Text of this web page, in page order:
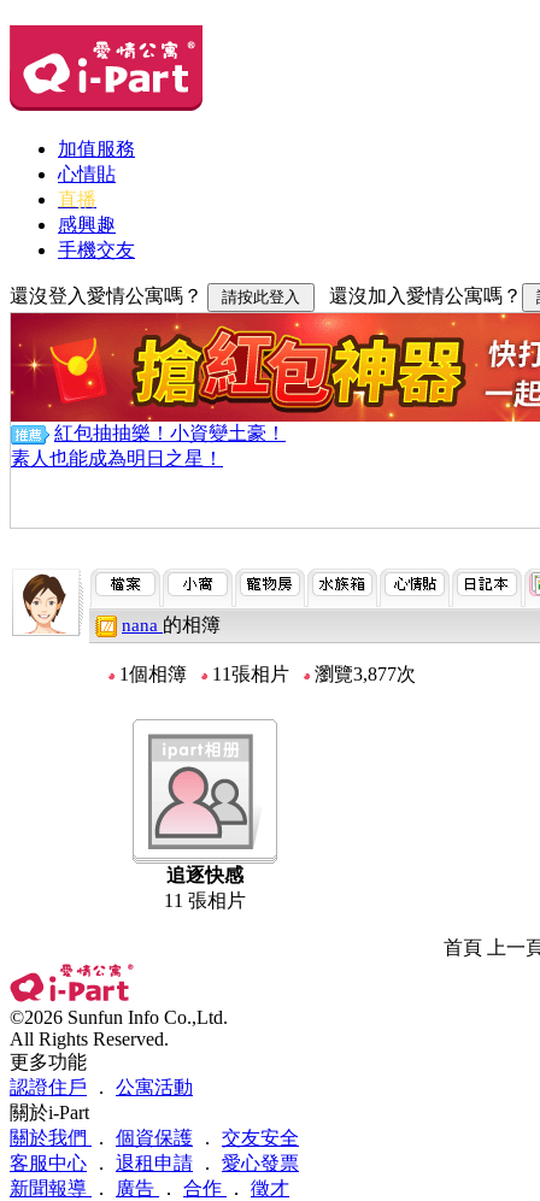
加值服務
心情貼
直播
感興趣
手機交友
還沒登入愛情公寓嗎？ 還沒加入愛情公寓嗎？
紅包抽抽樂！小資變土豪！
素人也能成為明日之星！
nana 的相簿
1個相簿 11張相片 瀏覽3,877次
追逐快感
11 張相片
首頁 上一
©2026 Sunfun Info Co.,Ltd.
All Rights Reserved.
更多功能
認證住戶 ． 公寓活動
關於i-Part
關於我們
． 個資保護 ． 交友安全
客服中心 ． 退租申請 ． 愛心發票
新聞報導
． 廣告 ． 合作 ． 徵才